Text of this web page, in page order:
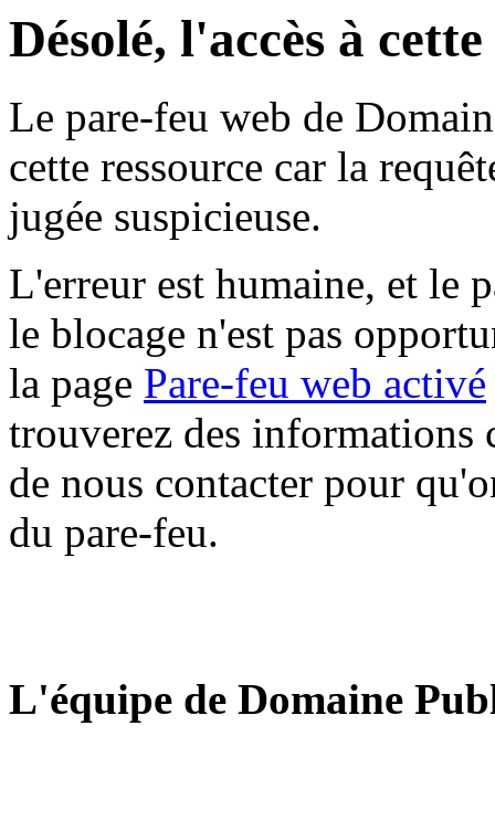
Désolé, l'accès à
Le pare-feu web de
cette ressource car la
jugée suspicieuse.
L'erreur est humaine, et le
le blocage n'est pas
la page Pare-feu web activé
trouverez des informations
de nous contacter pour
du pare-feu.
L'équipe de Domaine